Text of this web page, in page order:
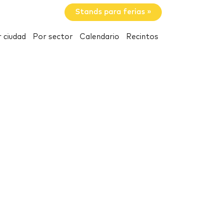
Stands para ferias »
ciudad Por sector Calendario Recintos